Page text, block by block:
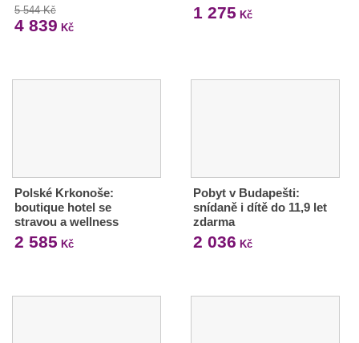
5 544 Kč
4 839 Kč
1 275 Kč
Polské Krkonoše:
boutique hotel se
stravou a wellness
2 585 Kč
Pobyt v Budapešti:
snídaně i dítě do 11,9 let
zdarma
2 036 Kč